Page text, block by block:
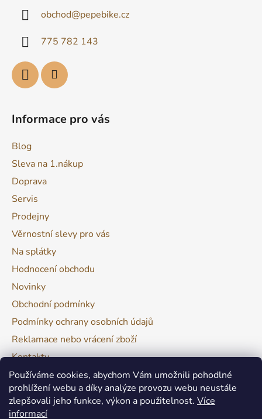
Používáme cookies, abychom Vám umožnili pohodlné
prohlížení webu a díky analýze provozu webu neustále
zlepšovali jeho funkce, výkon a použitelnost. Více
informací
obchod@pepebike.cz
775 782 143
Informace pro vás
Blog
Sleva na 1.nákup
Doprava
Servis
Prodejny
Věrnostní slevy pro vás
Na splátky
Hodnocení obchodu
Novinky
Obchodní podmínky
Podmínky ochrany osobních údajů
Reklamace nebo vrácení zboží
Kontakty
Moje objednávka
Facebook